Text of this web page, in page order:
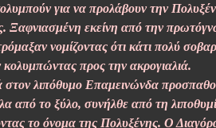
για να προλάβουν την
Ξαφνιασμένη εκείνη από την
νομίζοντας ότι κάτι πολύ
προς την ακρογιαλιά.
λιπόθυμο Επαμεινώνδα
το ξύλο, συνήλθε από τη
το όνομα της Πολυξένης. Ο